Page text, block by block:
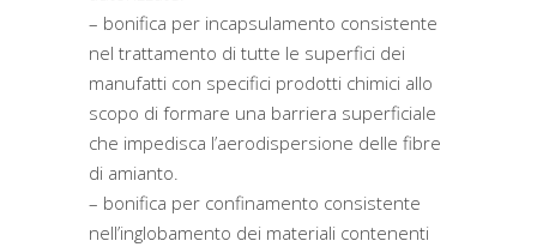
– bonifica per incapsulamento consistente
nel trattamento di tutte le superfici dei
manufatti con specifici prodotti chimici allo
scopo di formare una barriera superficiale
che impedisca l’aerodispersione delle fibre
di amianto.
– bonifica per confinamento consistente
nell’inglobamento dei materiali contenenti